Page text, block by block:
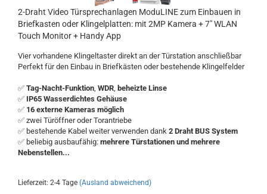
2-Draht Video Türsprechanlagen ModuLINE zum Einbauen in
Briefkasten oder Klingelplatten: mit 2MP Kamera + 7" WLAN
Touch Monitor + Handy App
Vier vorhandene Klingeltaster direkt an der Türstation anschließbar
Perfekt für den Einbau in Briefkästen oder bestehende Klingelfelder
✅ Tag-Nacht-Funktion, WDR, beheizte Linse
✅ IP65 Wasserdichtes Gehäuse
✅ 16 externe Kameras möglich
✅ zwei Türöffner oder Torantriebe
✅ bestehende Kabel weiter verwenden dank 2 Draht BUS System
✅ beliebig ausbaufähig: mehrere Türstationen und mehrere
Nebenstellen...
Lieferzeit: 2-4 Tage (Ausland abweichend)